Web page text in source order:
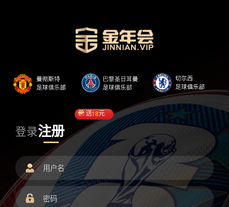
登录注册
送18元